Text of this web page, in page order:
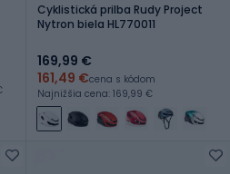
Cyklistická prilba Rudy Project
Nytron biela HL770011
169,99 €
161,49 €cena s kódom
Najnižšia cena: 169,99 €